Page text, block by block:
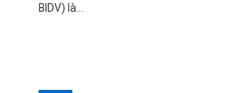
BIDV) là...